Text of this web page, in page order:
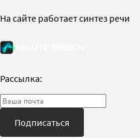
На сайте работает синтез речи
Рассылка:
Подписаться